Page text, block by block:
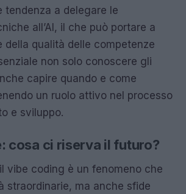
tendenza a delegare le
all’AI, il che può portare a
della qualità delle competenze
non solo conoscere gli
capire quando e come
un ruolo attivo nel processo
e sviluppo.
cosa ci riserva il futuro?
vibe coding è un fenomeno che
straordinarie, ma anche sfide